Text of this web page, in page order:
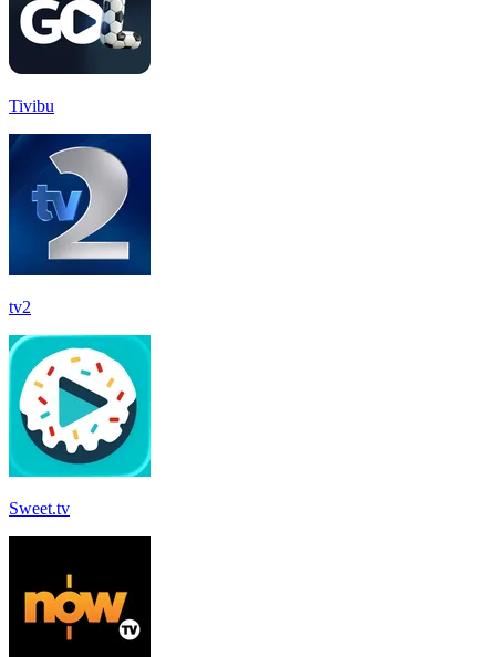
Tivibu
tv2
Sweet.tv